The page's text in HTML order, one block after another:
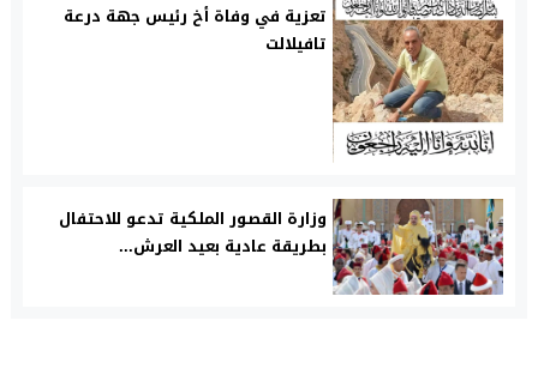
تعزية في وفاة أخ رئيس جهة درعة
تافيلالت
وزارة القصور الملكية تدعو للاحتفال
بطريقة عادية بعيد العرش...